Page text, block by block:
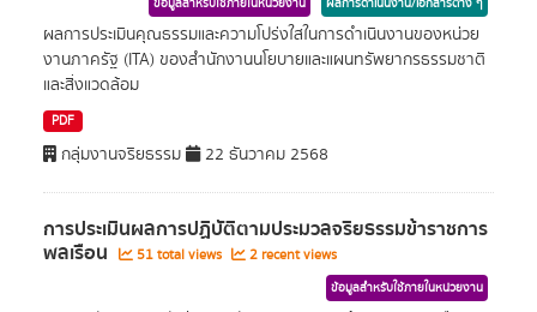
ข้อมูลสำหรับใช้ภายในหน่วยงาน ผลการดำเนินงาน/เอกสารต่าง ๆ
ผลการประเมินคุณธรรมและความโปร่งใสในการดำเนินงานของหน่วย
งานภาครัฐ (ITA) ของสำนักงานนโยบายและแผนทรัพยากรธรรมชาติ
และสิ่งแวดล้อม
PDF
กลุ่มงานจริยธรรม 22 ธันวาคม 2568
การประเมินผลการปฏิบัติตามประมวลจริยธรรมข้าราชการ
พลเรือน 51 total views 2 recent views
ข้อมูลสำหรับใช้ภายในหน่วยงาน